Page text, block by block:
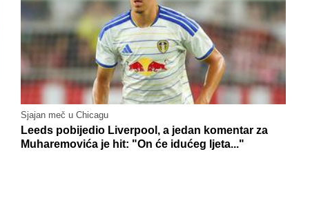
Sjajan meč u Chicagu
Leeds pobijedio Liverpool, a jedan komentar za
Muharemovića je hit: "On će idućeg ljeta..."